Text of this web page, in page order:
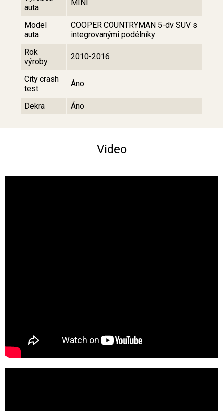
auta
MINI
Model
auta
COOPER COUNTRYMAN 5-dv SUV s
integrovanými podélníky
Rok
výroby
2010-2016
City crash
test
Áno
Dekra Áno
Video